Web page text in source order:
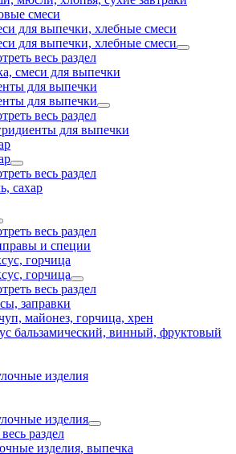
смеси
для выпечки, хлебные смеси
для выпечки, хлебные смеси
весь раздел
смеси для выпечки
для выпечки
для выпечки
весь раздел
для выпечки
весь раздел
сахар
весь раздел
и специи
горчица
горчица
весь раздел
заправки
майонез, горчица, хрен
бальзамический, винный, фруктовый
изделия
изделия
раздел
изделия, выпечка